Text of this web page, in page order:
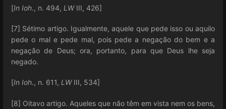
[In Ioh., n. 494, LWIII, 426]
[7] Sétimo artigo. Igualmente, aquele que pede isso ou aquilo
pede o mal e pede mal, pois pede a negação do bem e a
negação de Deus; ora, portanto, para que Deus lhe seja
negado.
[In Ioh., n. 611, LWIII, 534]
[8] Oitavo artigo. Aqueles que não têm em vista nem os bens,